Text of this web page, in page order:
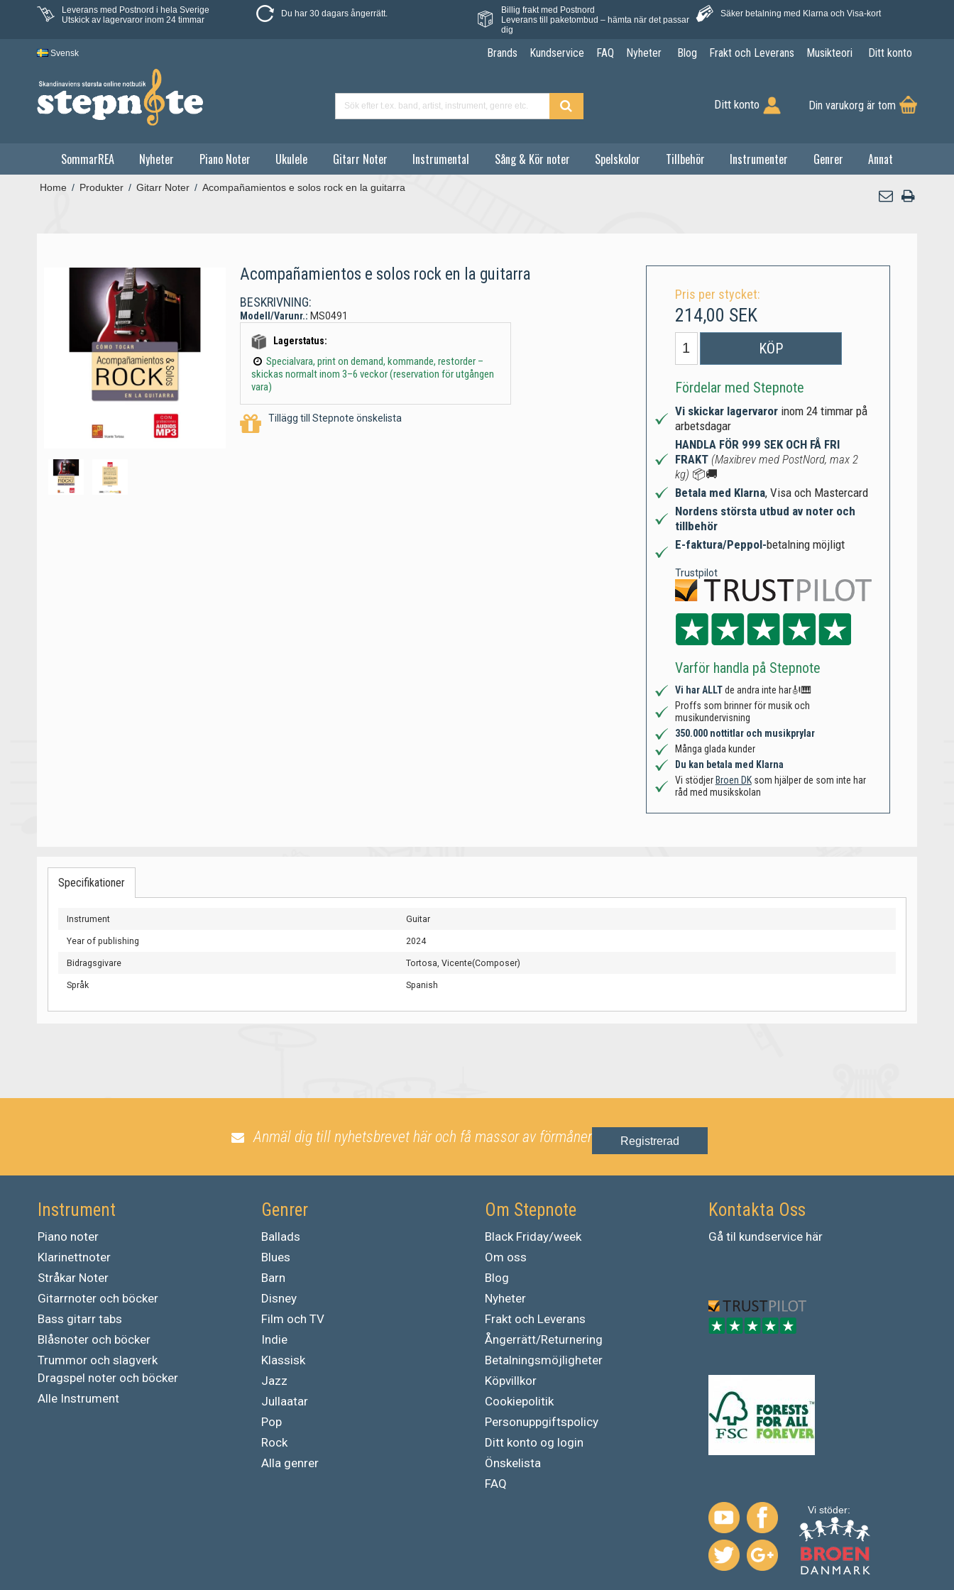
Leverans med Postnord i hela Sverige
Utskick av lagervaror inom 24 timmar
Du har 30 dagars ångerrätt.
Billig frakt med Postnord
Leverans till paketombud – hämta när det passar
dig
Säker betalning med Klarna och Visa-kort
Svensk Brands Kundservice FAQ Nyheter Blog Frakt och Leverans Musikteori Ditt konto
Ditt konto Din varukorg är tom
SommarREA Nyheter Piano Noter Ukulele Gitarr Noter Instrumental Sång & Kör noter Spelskolor Tillbehör Instrumenter Genrer Annat
Home / Produkter / Gitarr Noter / Acompañamientos e solos rock en la guitarra
Acompañamientos e solos rock en la guitarra
BESKRIVNING:
Modell/Varunr.: MS0491
Lagerstatus:
Specialvara, print on demand, kommande, restorder –
skickas normalt inom 3–6 veckor (reservation för utgången
vara)
Tillägg till Stepnote önskelista
Pris per stycket:
214,00 SEK
KÖP
Fördelar med Stepnote
Vi skickar lagervaror inom 24 timmar på
arbetsdagar
HANDLA FÖR 999 SEK OCH FÅ FRI
FRAKT (Maxibrev med PostNord, max 2
kg) 📦🚚
Betala med Klarna, Visa och Mastercard
Nordens största utbud av noter och
tillbehör
E-faktura/Peppol-betalning möjligt
Trustpilot
Varför handla på Stepnote
Vi har ALLTde andra inte har🎻🎹
Proffs som brinner för musik och
musikundervisning
350.000 nottitlar och musikprylar
Många glada kunder
Du kan betala med Klarna
Vi stödjer Broen DKsom hjälper de som inte har
råd med musikskolan
Specifikationer
Instrument Guitar
Year of publishing 2024
Bidragsgivare Tortosa, Vicente(Composer)
Språk Spanish
Anmäl dig till nyhetsbrevet här och få massor av förmåner Registrerad
Instrument
Piano noter
Klarinettnoter
Stråkar Noter
Gitarrnoter och böcker
Bass gitarr tabs
Blåsnoter och böcker
Trummor och slagverk
Dragspel noter och böcker
Alle Instrument
Genrer
Ballads
Blues
Barn
Disney
Film och TV
Indie
Klassisk
Jazz
Jullaatar
Pop
Rock
Alla genrer
Om Stepnote
Black Friday/week
Om oss
Blog
Nyheter
Frakt och Leverans
Ångerrätt/Returnering
Betalningsmöjligheter
Köpvillkor
Cookiepolitik
Personuppgiftspolicy
Ditt konto og login
Önskelista
FAQ
Kontakta Oss
Gå til kundservice här
Vi stöder: